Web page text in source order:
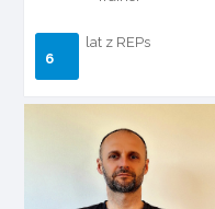
6
lat z REPs